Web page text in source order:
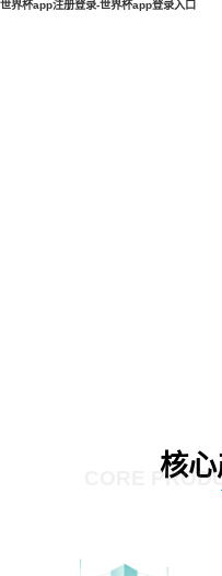
世界杯app注册登录-世界杯app登录入口
核
CORE